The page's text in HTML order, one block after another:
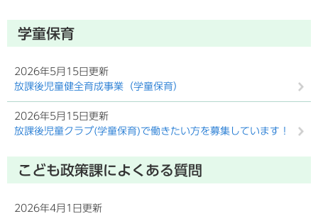
学童保育
2026年5月15日更新
放課後児童健全育成事業（学童保育）
2026年5月15日更新
放課後児童クラブ(学童保育)で働きたい方を募集しています！
こども政策課によくある質問
2026年4月1日更新